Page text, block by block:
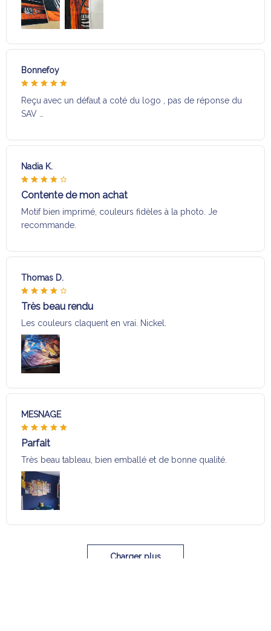
Bonnefoy
Reçu avec un défaut a coté du logo , pas de réponse du
SAV …
Nadia K.
Contente de mon achat
Motif bien imprimé, couleurs fidèles à la photo. Je
recommande.
Thomas D.
Très beau rendu
Les couleurs claquent en vrai. Nickel.
MESNAGE
Parfait
Très beau tableau, bien emballé et de bonne qualité.
Charger plus